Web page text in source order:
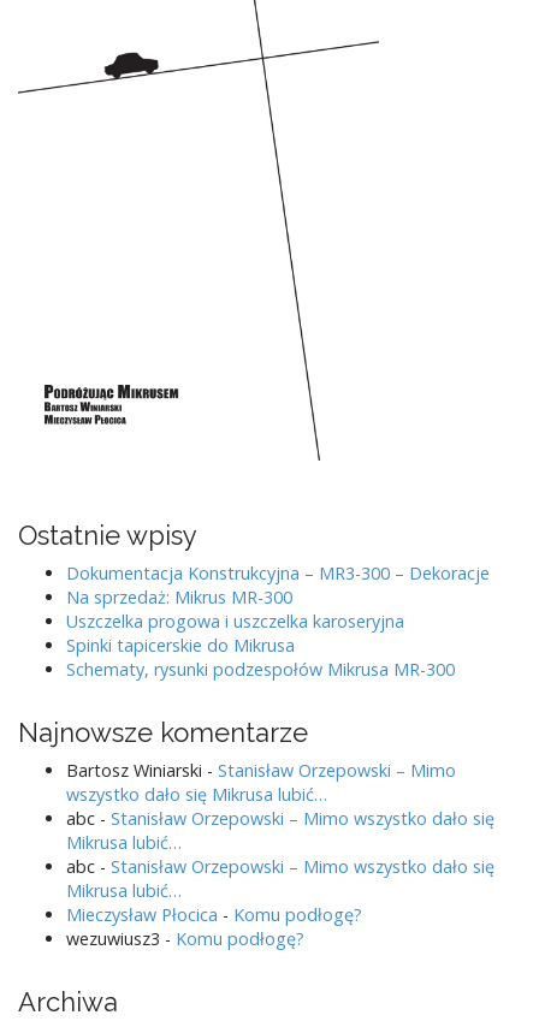
Ostatnie wpisy
Dokumentacja Konstrukcyjna – MR3-300 – Dekoracje
Na sprzedaż: Mikrus MR-300
Uszczelka progowa i uszczelka karoseryjna
Spinki tapicerskie do Mikrusa
Schematy, rysunki podzespołów Mikrusa MR-300
Najnowsze komentarze
Bartosz Winiarski - Stanisław Orzepowski – Mimo
wszystko dało się Mikrusa lubić…
abc - Stanisław Orzepowski – Mimo wszystko dało się
Mikrusa lubić…
abc - Stanisław Orzepowski – Mimo wszystko dało się
Mikrusa lubić…
Mieczysław Płocica - Komu podłogę?
wezuwiusz3 - Komu podłogę?
Archiwa